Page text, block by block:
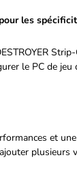
les
le PC de
et